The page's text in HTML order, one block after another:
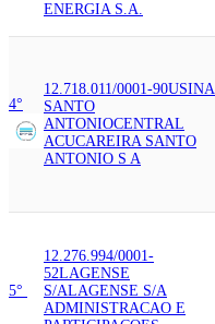
ENERGIA S.A.
4°
12.718.011/0001-90USINA
SANTO
ANTONIOCENTRAL
ACUCAREIRA SANTO
ANTONIO S A
5°
12.276.994/0001-
52LAGENSE
S/ALAGENSE S/A
ADMINISTRACAO E